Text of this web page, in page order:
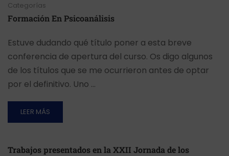
Categorías
Formación En Psicoanálisis
Estuve dudando qué título poner a esta breve
conferencia de apertura del curso. Os digo algunos
de los títulos que se me ocurrieron antes de optar
por el definitivo. Uno …
LEER MÁS
Trabajos presentados en la XXII Jornada de los